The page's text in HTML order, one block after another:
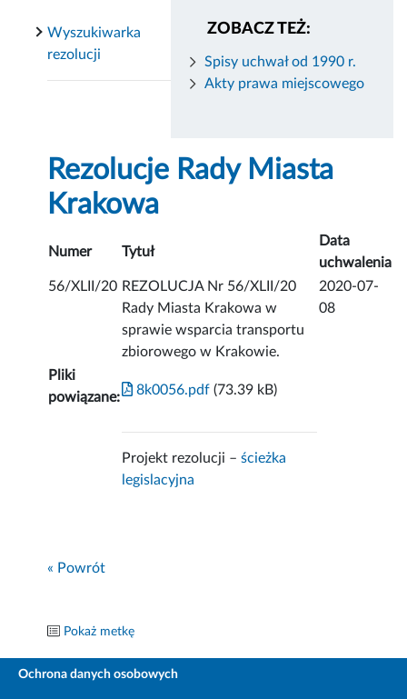
ZOBACZ TEŻ:
Spisy uchwał od 1990 r.
Akty prawa miejscowego
Wyszukiwarka
rezolucji
Rezolucje Rady Miasta
Krakowa
Numer Tytuł
Data
uchwalenia
56/XLII/20 REZOLUCJA Nr 56/XLII/20
Rady Miasta Krakowa w
sprawie wsparcia transportu
zbiorowego w Krakowie.
2020-07-
08
Pliki
powiązane:
8k0056.pdf (73.39 kB)
Projekt rezolucji –ścieżka
legislacyjna
« Powrót
Pokaż metkę
Ochrona danych osobowych